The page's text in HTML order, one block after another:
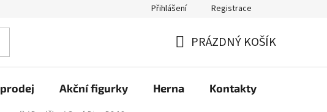
Přihlášení Registrace
KOŠÍK
PRÁZDNÝ KOŠÍK
Akční figurky Herna Kontakty